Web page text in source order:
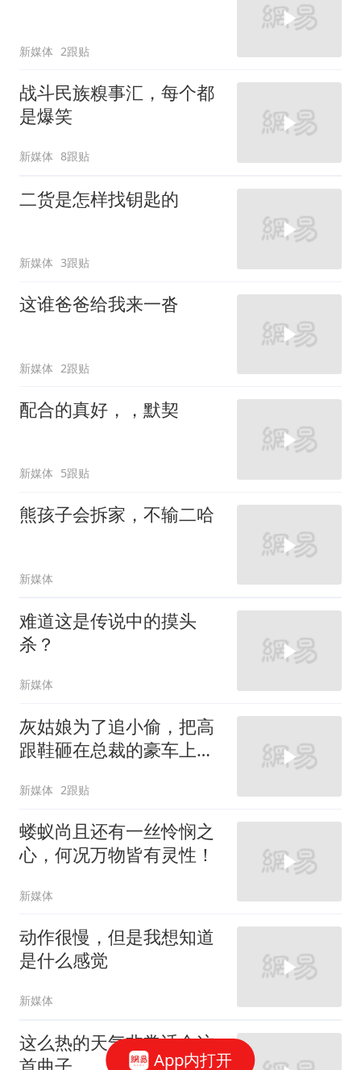
新媒体 2跟贴
战斗民族糗事汇，每个都
是爆笑
新媒体 8跟贴
二货是怎样找钥匙的
新媒体 3跟贴
这谁爸爸给我来一沓
新媒体 2跟贴
配合的真好，，默契
新媒体 5跟贴
熊孩子会拆家，不输二哈
新媒体
难道这是传说中的摸头
杀？
新媒体
灰姑娘为了追小偷，把高
跟鞋砸在总裁的豪车上，
新媒体 2跟贴
蝼蚁尚且还有一丝怜悯之
心，何况万物皆有灵性！
新媒体
动作很慢，但是我想知道
是什么感觉
新媒体
这么热的天气非常适合这
App内打开